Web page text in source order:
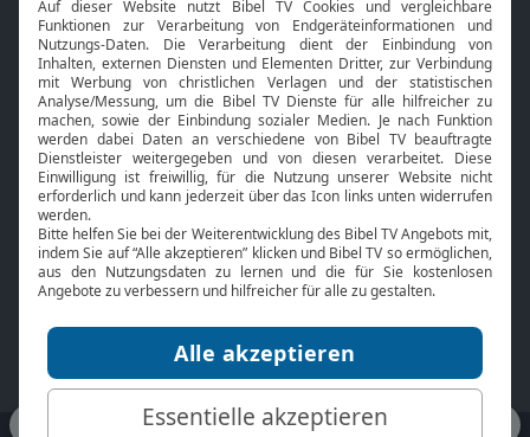
Neuigkeiten
Smart TV
HbbTV
Bibelthek Online-Bibel
Nächster Gottesdienst
Bibel TV
Über uns
Jobs
Mediadaten
Service
Kontakt
TV-Empfang